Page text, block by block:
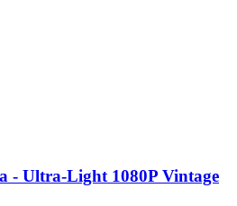
- Ultra-Light 1080P Vintage